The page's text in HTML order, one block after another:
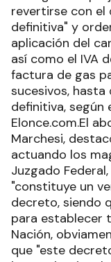
revertirse con el
definitiva" y
aplicación del
así como el IVA
factura de gas
sucesivos,
definitiva, según
Elonce.com.El
Marchesi,
actuando los
Juzgado
"constituye un
decreto, siendo
para establecer
Nación,
que "este